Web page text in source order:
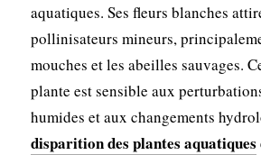
aquatiques. Ses fleurs blanches
pollinisateurs mineurs,
mouches et les abeilles sauvages.
plante est sensible aux
humides et aux changements
disparition des plantes aquatiques